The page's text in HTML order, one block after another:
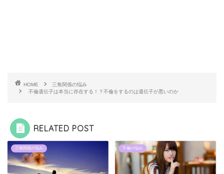
HOME
三角関係の悩み
不倫遺伝子は本当に存在する！？不倫をするのは遺伝子が悪いのか
RELATED POST
三角関係の悩み 不倫の悩み